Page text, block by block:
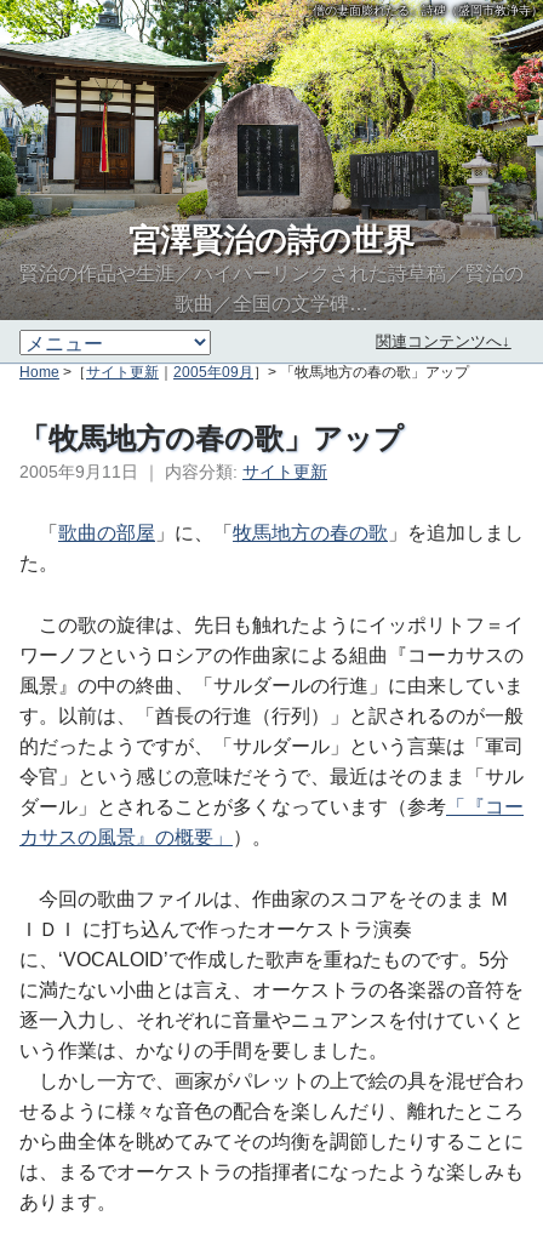
「僧の妻面膨れたる」詩碑（盛岡市教浄寺）
宮澤賢治の詩の世界
賢治の作品や生涯／ハイパーリンクされた詩草稿／賢治の
歌曲／全国の文学碑…
関連コンテンツへ↓
Home >［サイト更新 ｜ 2005年09月 ］> 「牧馬地方の春の歌」アップ
「牧馬地方の春の歌」アップ
2005年9月11日 ｜ 内容分類: サイト更新
「 歌曲の部屋 」に、「 牧馬地方の春の歌 」を追加しまし
た。
この歌の旋律は、先日も触れたようにイッポリトフ＝イ
ワーノフというロシアの作曲家による組曲『コーカサスの
風景』の中の終曲、「サルダールの行進」に由来していま
す。以前は、「酋長の行進（行列）」と訳されるのが一般
的だったようですが、「サルダール」という言葉は「軍司
令官」という感じの意味だそうで、最近はそのまま「サル
ダール」とされることが多くなっています（参考 「『コー
カサスの風景』の概要」
）。
今回の歌曲ファイルは、作曲家のスコアをそのまま Ｍ
ＩＤＩ に打ち込んで作ったオーケストラ演奏
に、‘VOCALOID’で作成した歌声を重ねたものです。5分
に満たない小曲とは言え、オーケストラの各楽器の音符を
逐一入力し、それぞれに音量やニュアンスを付けていくと
いう作業は、かなりの手間を要しました。
しかし一方で、画家がパレットの上で絵の具を混ぜ合わ
せるように様々な音色の配合を楽しんだり、離れたところ
から曲全体を眺めてみてその均衡を調節したりすることに
は、まるでオーケストラの指揮者になったような楽しみも
あります。